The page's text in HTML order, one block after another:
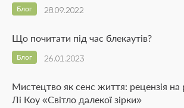
28.09.2022
Блог
Що почитати під час блекаутів?
26.01.2023
Блог
Мистецтво як сенс життя: рецензія
Лі Коу «Світло далекої зірки»